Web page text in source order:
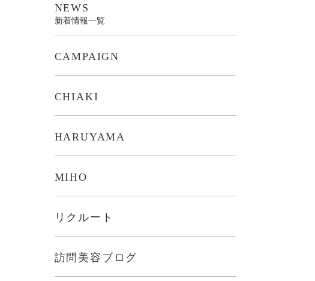
NEWS
新着情報一覧
CAMPAIGN
CHIAKI
HARUYAMA
MIHO
リクルート
訪問美容ブログ